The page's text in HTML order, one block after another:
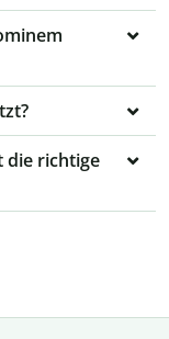
die richtige